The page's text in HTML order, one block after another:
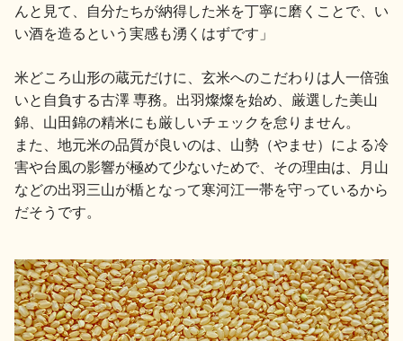
んと見て、自分たちが納得した米を丁寧に磨くことで、い
い酒を造るという実感も湧くはずです」
米どころ山形の蔵元だけに、玄米へのこだわりは人一倍強
いと自負する古澤 専務。出羽燦燦を始め、厳選した美山
錦、山田錦の精米にも厳しいチェックを怠りません。
また、地元米の品質が良いのは、山勢（やませ）による冷
害や台風の影響が極めて少ないためで、その理由は、月山
などの出羽三山が楯となって寒河江一帯を守っているから
だそうです。